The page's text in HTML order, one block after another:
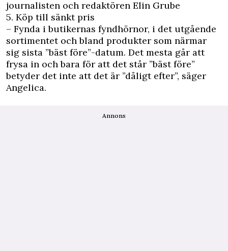
journalisten och redaktören Elin Grube
5. Köp till sänkt pris
– Fynda i butikernas fyndhörnor, i det utgående
sortimentet och bland produkter som närmar
sig sista ”bäst före”-datum. Det mesta går att
frysa in och bara för att det står ”bäst före”
betyder det inte att det är ”dåligt efter”, säger
Angelica.
Annons